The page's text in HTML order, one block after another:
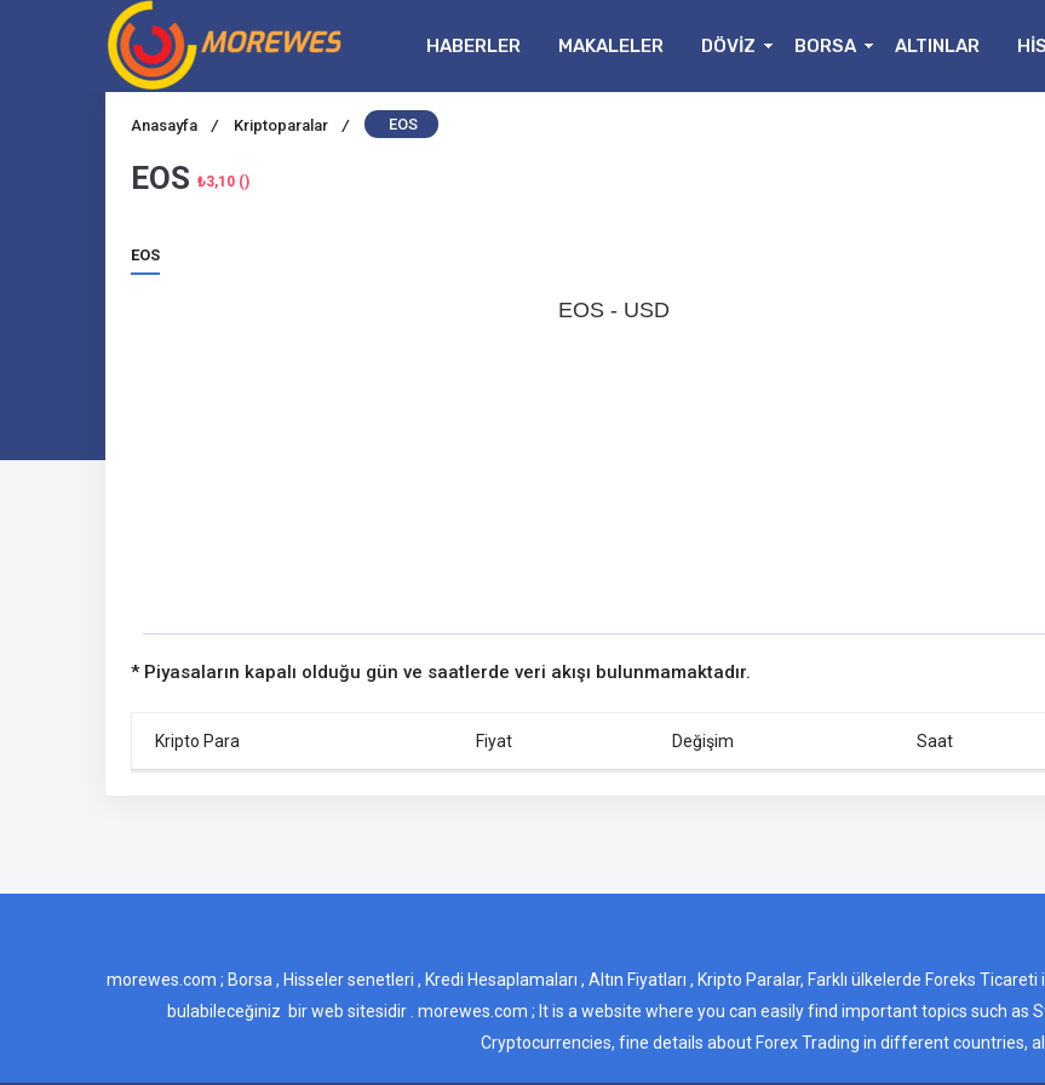
HABERLER MAKALELER DÖVİZ BORSA ALTINLAR
Anasayfa / Kriptoparalar / EOS
EOS ₺3,10 ()
EOS
EOS - USD
* Piyasaların kapalı olduğu gün ve saatlerde veri akışı bulunmamaktadır.
Kripto Para Fiyat Değişim Saat
morewes.com ; Borsa , Hisseler senetleri , Kredi Hesaplamaları , Altın Fiyatları , Kripto Paralar, Farklı ülkelerde Foreks
bulabileceğiniz bir web sitesidir . morewes.com ; It is a website where you can easily find important topics such as
Cryptocurrencies, fine details about Forex Trading in different countries,